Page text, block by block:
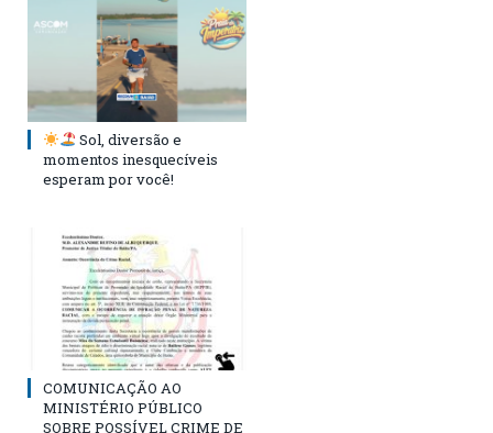
Sol, diversão e
momentos inesquecíveis
esperam por você!
COMUNICAÇÃO AO
MINISTÉRIO PÚBLICO
SOBRE POSSÍVEL CRIME DE